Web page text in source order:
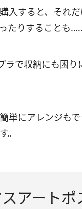
入すると、それ
たりすることも……
ラで収納にも困
単にアレンジも
。
アート